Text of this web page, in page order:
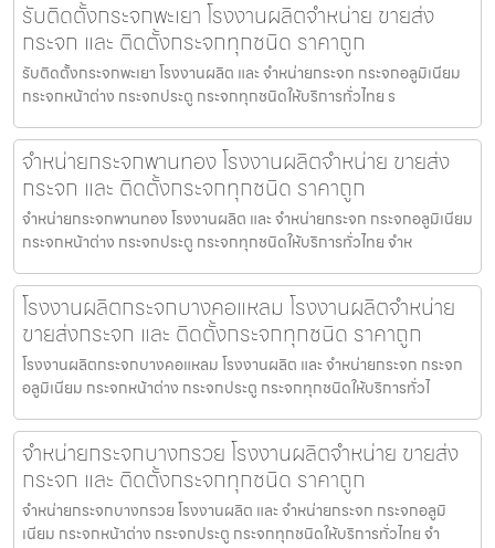
รับติดตั้งกระจกพะเยา โรงงานผลิตจำหน่าย ขายส่ง
กระจก และ ติดตั้งกระจกทุกชนิด ราคาถูก
รับติดตั้งกระจกพะเยา โรงงานผลิต และ จำหน่ายกระจก กระจกอลูมิเนียม
กระจกหน้าต่าง กระจกประตู กระจกทุกชนิดให้บริการทั่วไทย ร
จำหน่ายกระจกพานทอง โรงงานผลิตจำหน่าย ขายส่ง
กระจก และ ติดตั้งกระจกทุกชนิด ราคาถูก
จำหน่ายกระจกพานทอง โรงงานผลิต และ จำหน่ายกระจก กระจกอลูมิเนียม
กระจกหน้าต่าง กระจกประตู กระจกทุกชนิดให้บริการทั่วไทย จำห
โรงงานผลิตกระจกบางคอแหลม โรงงานผลิตจำหน่าย
ขายส่งกระจก และ ติดตั้งกระจกทุกชนิด ราคาถูก
โรงงานผลิตกระจกบางคอแหลม โรงงานผลิต และ จำหน่ายกระจก กระจก
อลูมิเนียม กระจกหน้าต่าง กระจกประตู กระจกทุกชนิดให้บริการทั่วไ
จำหน่ายกระจกบางกรวย โรงงานผลิตจำหน่าย ขายส่ง
กระจก และ ติดตั้งกระจกทุกชนิด ราคาถูก
จำหน่ายกระจกบางกรวย โรงงานผลิต และ จำหน่ายกระจก กระจกอลูมิ
เนียม กระจกหน้าต่าง กระจกประตู กระจกทุกชนิดให้บริการทั่วไทย จำ